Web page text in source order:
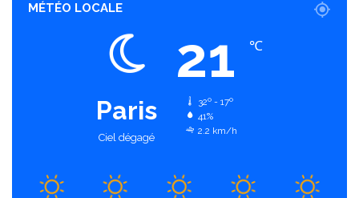
MÉTÉO LOCALE
Paris
Ciel dégagé
21 ℃
32º - 17º
41%
2.2 km/h